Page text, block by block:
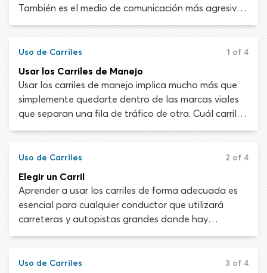
También es el medio de comunicación más agresivo
expresar ira o frustración cuando las cosas no salen
como ellos quieren. De todas las razones incorrectas
para usar la bocina, estar enojado con otro usuario
de carretera es la peor ofensa.
Uso de Carriles 1 of 4
Usar los Carriles de Manejo
Usar los carriles de manejo implica mucho más que
simplemente quedarte dentro de las marcas viales
que separan una fila de tráfico de otra. Cuál carril
tienes la intención de girar y una gran cantidad de
otros factores.
Uso de Carriles 2 of 4
Elegir un Carril
Aprender a usar los carriles de forma adecuada es
esencial para cualquier conductor que utilizará
carreteras y autopistas grandes donde hay
carretera, retrasar el tráfico e incurrir en una multa.
Uso de Carriles 3 of 4